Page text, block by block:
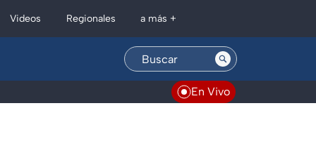
Videos Regionales a más +
En Vivo